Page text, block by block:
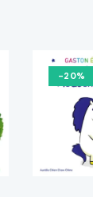
-20%